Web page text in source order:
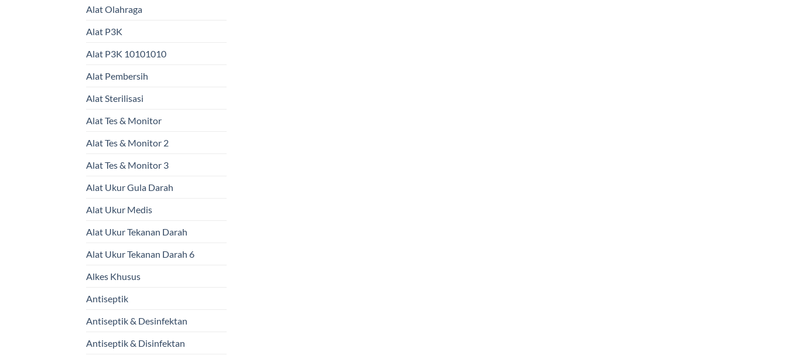
Alat Olahraga
Alat P3K
Alat P3K 10101010
Alat Pembersih
Alat Sterilisasi
Alat Tes & Monitor
Alat Tes & Monitor 2
Alat Tes & Monitor 3
Alat Ukur Gula Darah
Alat Ukur Medis
Alat Ukur Tekanan Darah
Alat Ukur Tekanan Darah 6
Alkes Khusus
Antiseptik
Antiseptik & Desinfektan
Antiseptik & Disinfektan